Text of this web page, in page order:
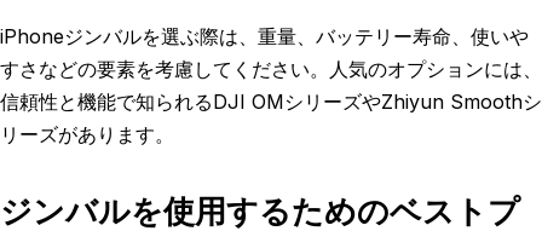
iPhoneジンバルを選ぶ際は、重量、バッテリー寿命、使いや
すさなどの要素を考慮してください。人気のオプションには、
信頼性と機能で知られるDJI OMシリーズやZhiyun Smoothシ
リーズがあります。
ジンバルを使用するためのベストプ